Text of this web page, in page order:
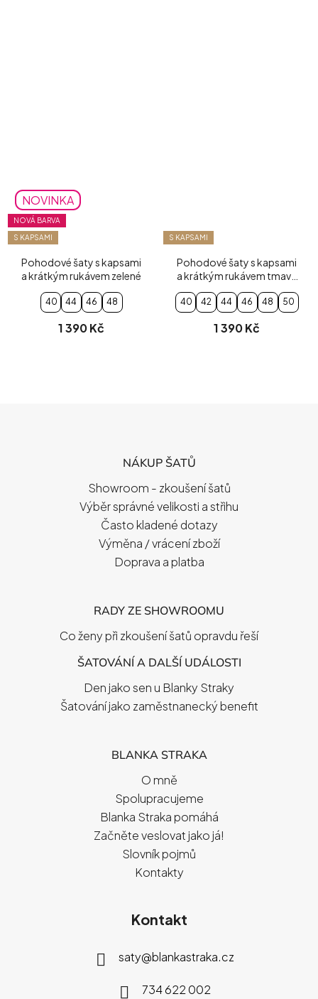
NOVINKA
NOVÁ BARVA
S KAPSAMI
Pohodové šaty s kapsami
a krátkým rukávem zelené
40 44 46 48
1 390 Kč
S KAPSAMI
Pohodové šaty s kapsami
a krátkým rukávem tmavě
40 42 44 46 48 50
1 390 Kč
NÁKUP ŠATŮ
Showroom - zkoušení šatů
Výběr správné velikosti a střihu
Často kladené dotazy
Výměna / vrácení zboží
Doprava a platba
RADY ZE SHOWROOMU
Co ženy při zkoušení šatů opravdu řeší
ŠATOVÁNÍ A DALŠÍ UDÁLOSTI
Den jako sen u Blanky Straky
Šatování jako zaměstnanecký benefit
BLANKA STRAKA
O mně
Spolupracujeme
Blanka Straka pomáhá
Začněte veslovat jako já!
Slovník pojmů
Kontakty
Kontakt
saty@blankastraka.cz
734 622 002